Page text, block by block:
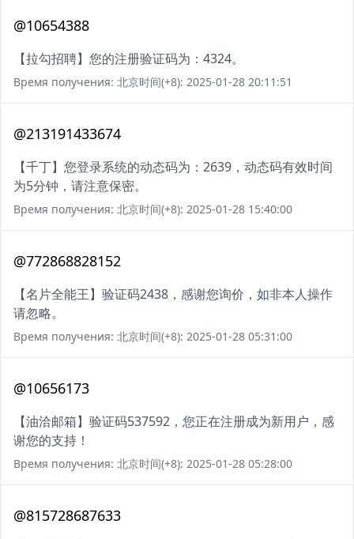
@10654388
【拉勾招聘】您的注册验证码为：4324。
Время получения: 北京时间(+8): 2025-01-28 20:11:51
@213191433674
【千丁】您登录系统的动态码为：2639，动态码有效时间
为5分钟，请注意保密。
Время получения: 北京时间(+8): 2025-01-28 15:40:00
@772868828152
【名片全能王】验证码2438，感谢您询价，如非本人操作
请忽略。
Время получения: 北京时间(+8): 2025-01-28 05:31:00
@10656173
【油洽邮箱】验证码537592，您正在注册成为新用户，感
谢您的支持！
Время получения: 北京时间(+8): 2025-01-28 05:28:00
@815728687633